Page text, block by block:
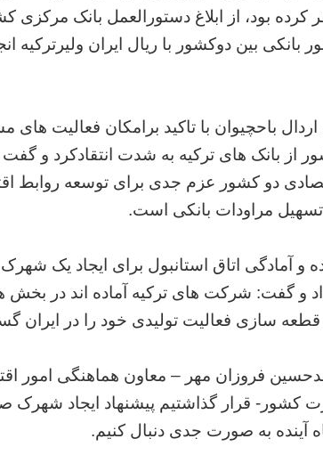
کرده بود، از ابلاغ دستورالعمل بانک
بانکی بین دوکشور با ریال ایران ولیرترکیه
باحچیوان با تاکید برامکان فعالیت های
از بانک های ترکیه به شدت انتقادکرد و
دو کشور عزم جدی برای توسعه روابط
تسهیل مراودات بانکی است.
و آمادگی اتاق استانبول برای ایجاد یک
و گفت: شرکت های ترکیه آماده اند در بخش
سازی فعالیت تولیدی خود را در ایران
فروزان مهر – معاون هماهنگی امور
کشور- قرار گذاشتیم پیشنهاد ایجاد شهرک
آینده به صورت جدی دنبال کنیم.